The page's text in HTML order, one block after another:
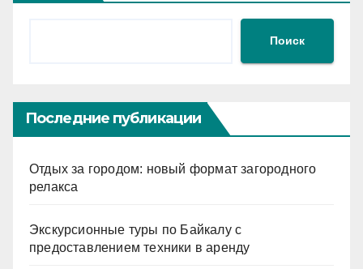
Поиск
Последние публикации
Отдых за городом: новый формат загородного
релакса
Экскурсионные туры по Байкалу с
предоставлением техники в аренду